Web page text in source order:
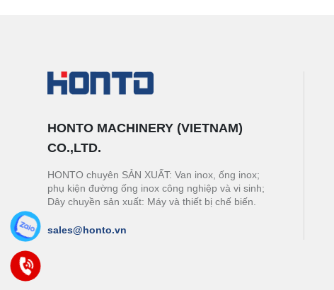
HONTO MACHINERY (VIETNAM)
CO.,LTD.
HONTO chuyên SẢN XUẤT: Van inox, ống inox;
phụ kiện đường ống inox công nghiệp và vi sinh;
Dây chuyền sản xuất: Máy và thiết bị chế biến.
sales@honto.vn